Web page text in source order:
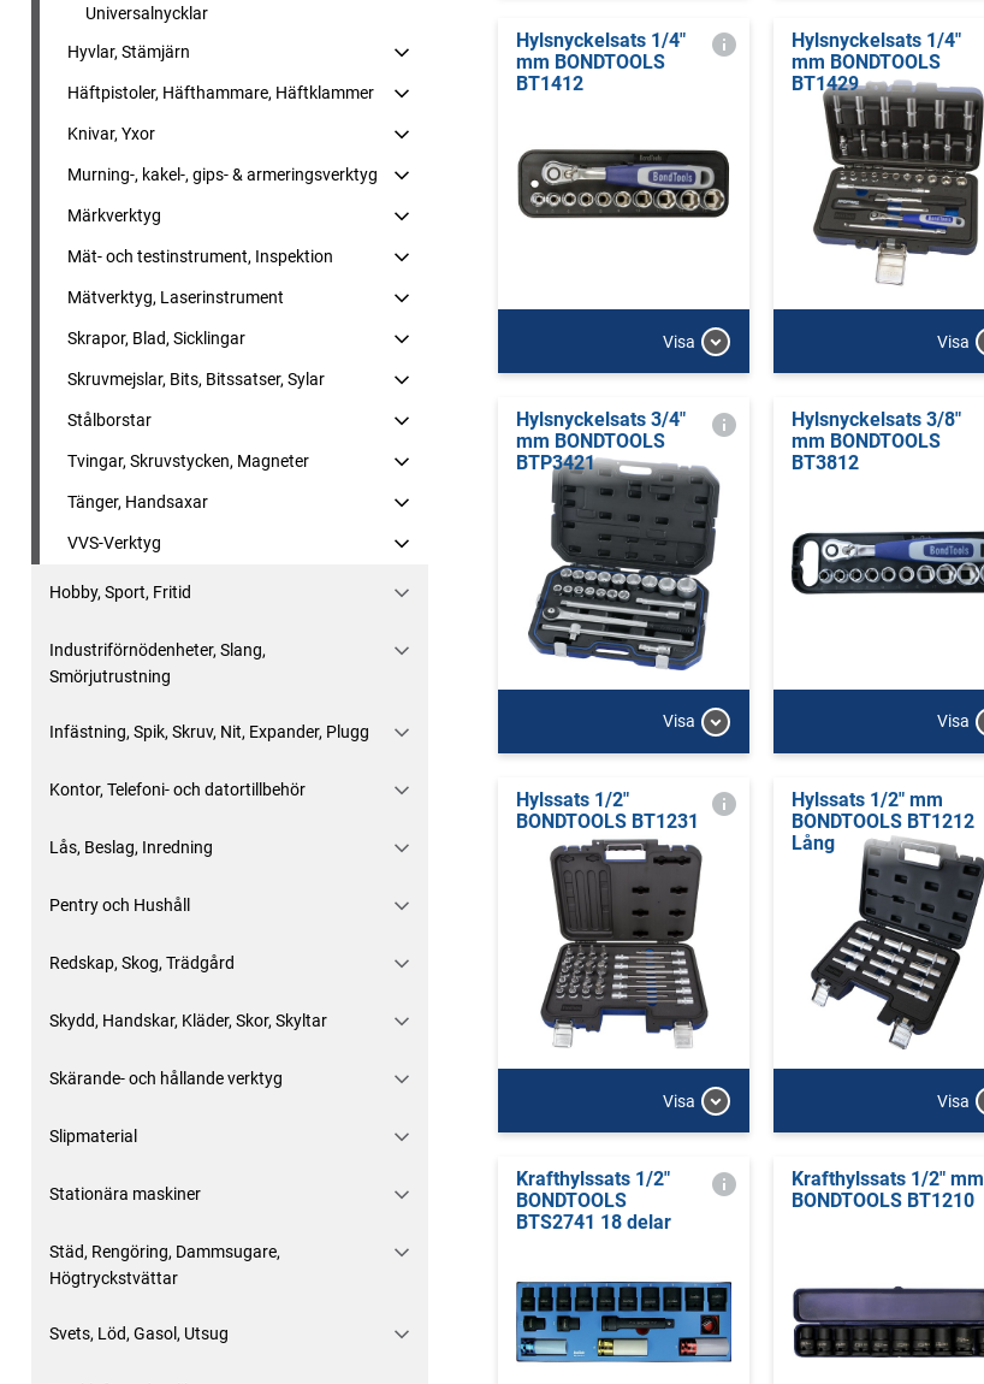
Universalnycklar
Hyvlar, Stämjärn
Häftpistoler, Häfthammare, Häftklammer
Knivar, Yxor
Murning-, kakel-, gips- & armeringsverktyg
Märkverktyg
Mät- och testinstrument, Inspektion
Mätverktyg, Laserinstrument
Skrapor, Blad, Sicklingar
Skruvmejslar, Bits, Bitssatser, Sylar
Stålborstar
Tvingar, Skruvstycken, Magneter
Tänger, Handsaxar
VVS-Verktyg
Hobby, Sport, Fritid
Industriförnödenheter, Slang,
Smörjutrustning
Infästning, Spik, Skruv, Nit, Expander, Plugg
Kontor, Telefoni- och datortillbehör
Lås, Beslag, Inredning
Pentry och Hushåll
Redskap, Skog, Trädgård
Skydd, Handskar, Kläder, Skor, Skyltar
Skärande- och hållande verktyg
Slipmaterial
Stationära maskiner
Städ, Rengöring, Dammsugare,
Högtryckstvättar
Svets, Löd, Gasol, Utsug
Hylsnyckelsats 1/4"
mm BONDTOOLS
BT1412
Visa
Hylsnyckelsats 1/4"
mm BONDTOOLS
BT1429
Visa
Hylsnyckelsats 3/4"
mm BONDTOOLS
BTP3421
Visa
Hylsnyckelsats 3/8"
mm BONDTOOLS
BT3812
Visa
Hylssats 1/2"
BONDTOOLS BT1231
Visa
Hylssats 1/2" mm
BONDTOOLS BT1212
Lång
Visa
Krafthylssats 1/2"
BONDTOOLS
BTS2741 18 delar
Krafthylssats 1/2" mm
BONDTOOLS BT1210